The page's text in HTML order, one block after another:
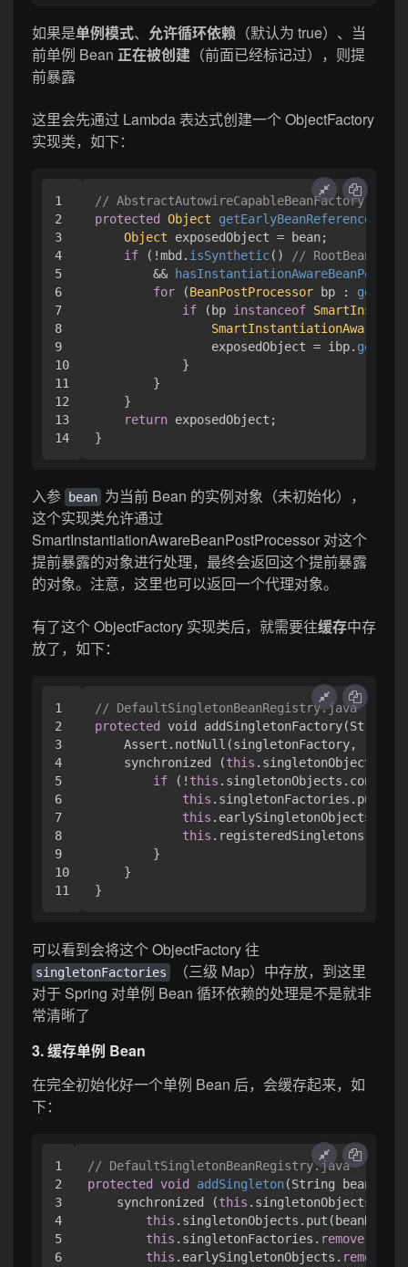
如果是单例模式、 允许循环依赖 （默认为 true）、当
前单例 Bean 正在被创建 （前面已经标记过），则提
前暴露
这里会先通过 Lambda 表达式创建一个 ObjectFactory
实现类，如下：
1
2
3
4
5
6
7
8
9
10
11
12
13
// AbstractAutowireCapableBeanFactory.java
protected Object getEarlyBeanReference
Object exposedObject = bean;
if (!mbd. isSynthetic()
//
        &&
for (BeanPostProcessor bp :
if (bp instanceof
                exposedObject = ibp.
            }
        }
    }
return exposedObject;
}
入参 bean 为当前 Bean 的实例对象（未初始化），
这个实现类允许通过
SmartInstantiationAwareBeanPostProcessor 对这个
提前暴露的对象进行处理，最终会返回这个提前暴露
的对象。注意，这里也可以返回一个代理对象。
有了这个 ObjectFactory 实现类后，就需要往缓存中存
放了，如下：
1
2
3
4
5
6
7
8
9
10
// DefaultSingletonBeanRegistry.java
protected
void addSingletonFactory(String
    Assert.notNull(singletonFactory,
    synchronized (
this .singletonObjects) {
if (! this
this
this
this
        }
    }
}
可以看到会将这个 ObjectFactory 往
singletonFactories
（三级 Map）中存放，到这里
对于 Spring 对单例 Bean 循环依赖的处理是不是就非
常清晰了
3. 缓存单例 Bean
在完全初始化好一个单例 Bean 后，会缓存起来，如
下：
1
2
3
4
5
6
// DefaultSingletonBeanRegistry.java
protected
void addSingleton(String
    synchronized (
this .singletonObjects) {
this
this .singletonFactories. remove
this .earlySingletonObjects. remove